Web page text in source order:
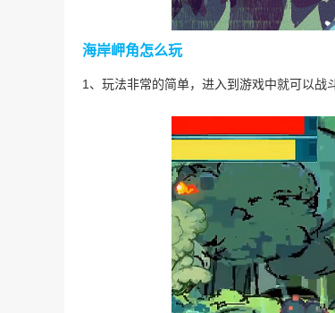
海岸岬角怎么玩
1、玩法非常的简单，进入到游戏中就可以战